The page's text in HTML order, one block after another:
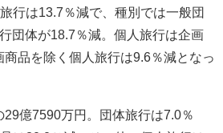
行は13.7％減で、種別では一般団
団体が18.7％減。個人旅行は企画
品を除く個人旅行は9.6％減となっ
億7590万円。団体旅行は7.0％